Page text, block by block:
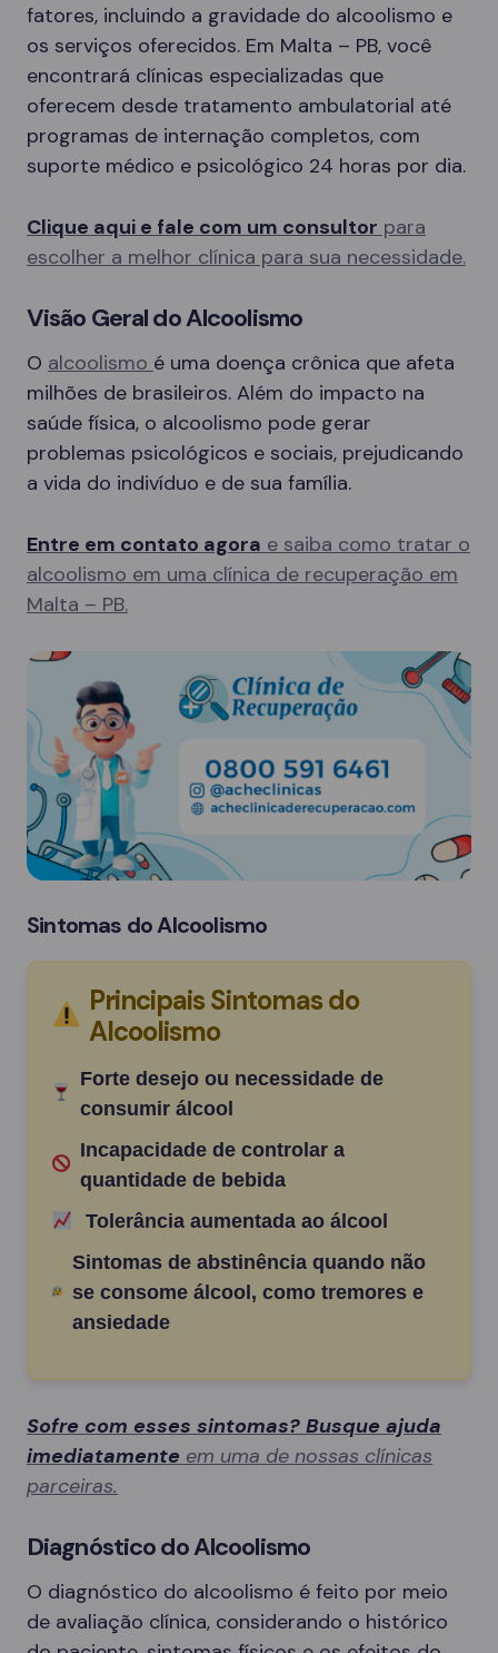
fatores, incluindo a gravidade do alcoolismo e
os serviços oferecidos. Em Malta – PB, você
encontrará clínicas especializadas que
oferecem desde tratamento ambulatorial até
programas de internação completos, com
suporte médico e psicológico 24 horas por dia.
Clique aqui e fale com um consultor para
escolher a melhor clínica para sua necessidade.
Visão Geral do Alcoolismo
O alcoolismo é uma doença crônica que afeta
milhões de brasileiros. Além do impacto na
saúde física, o alcoolismo pode gerar
problemas psicológicos e sociais, prejudicando
a vida do indivíduo e de sua família.
Entre em contato agora e saiba como tratar o
alcoolismo em uma clínica de recuperação em
Malta – PB.
Sintomas do Alcoolismo
Principais Sintomas do
Alcoolismo
Forte desejo ou necessidade de
consumir álcool
Incapacidade de controlar a
quantidade de bebida
Tolerância aumentada ao álcool
Sintomas de abstinência quando não
se consome álcool, como tremores e
ansiedade
Sofre com esses sintomas? Busque ajuda
imediatamente em uma de nossas clínicas
parceiras.
Diagnóstico do Alcoolismo
O diagnóstico do alcoolismo é feito por meio
de avaliação clínica, considerando o histórico